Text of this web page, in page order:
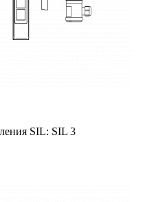
SIL: SIL 3